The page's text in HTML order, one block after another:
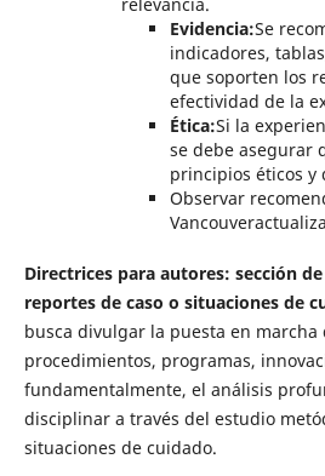
Evidencia:Se
indicadores,
que soporten los
efectividad de la
Ética:Si la
se debe asegurar
principios éticos y
Observar
Directrices para autores: sección
reportes de caso o situaciones de
busca divulgar la puesta en marcha
procedimientos, programas,
fundamentalmente, el análisis
disciplinar a través del estudio
situaciones de cuidado.